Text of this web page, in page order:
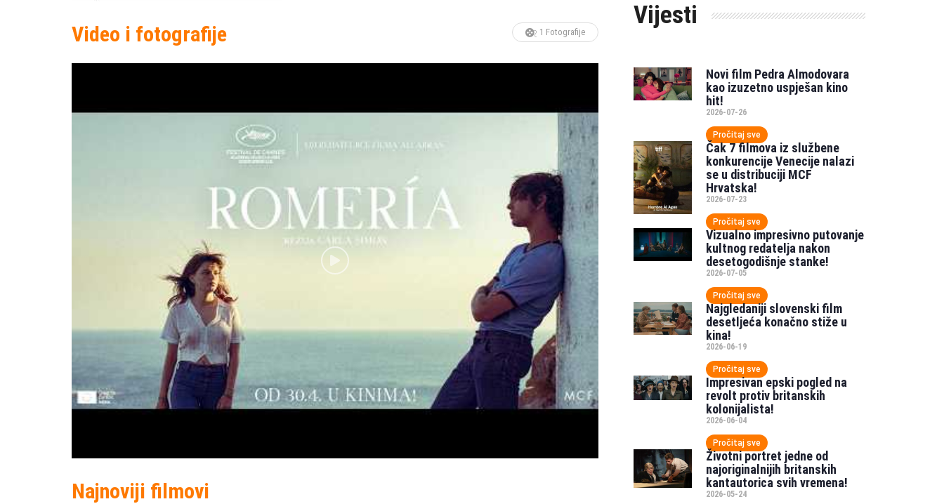
Video i fotografije 1 Fotografije
Najnoviji filmovi
Vijesti
Novi film Pedra Almodovara
kao izuzetno uspješan kino
hit!
2026-07-26
Pročitaj sve
Čak 7 filmova iz službene
konkurencije Venecije nalazi
se u distribuciji MCF
Hrvatska!
2026-07-23
Pročitaj sve
Vizualno impresivno putovanje
kultnog redatelja nakon
desetogodišnje stanke!
2026-07-05
Pročitaj sve
Najgledaniji slovenski film
desetljeća konačno stiže u
kina!
2026-06-19
Pročitaj sve
Impresivan epski pogled na
revolt protiv britanskih
kolonijalista!
2026-06-04
Pročitaj sve
Životni portret jedne od
najoriginalnijih britanskih
kantautorica svih vremena!
2026-05-24